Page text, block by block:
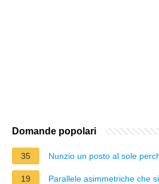
Domande popolari
35 Nunzio un posto al sole
19 Parallele asimmetriche che